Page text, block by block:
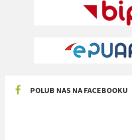
POLUB NAS NA FACEBOOKU